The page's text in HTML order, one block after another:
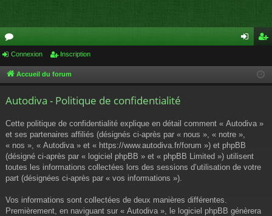
or
u cri
Connexion Inscription
Accueil du forum
Autodiva - Politique de confidentialité
Cette politique de confidentialité explique en détail comment « Autodiva »
et ses partenaires affiliés (désignés ci-après par « nous », « notre »,
« nos », « Autodiva » et « https://www.autodiva.fr/forum ») et phpBB
(désigné ci-après par « logiciel phpBB » et « phpBB Limited ») utilisent
toutes les informations collectées lors des sessions d’utilisation de votre
part (désignées ci-après par « vos informations »).
Vos informations sont collectées de deux manières différentes.
Premièrement, en naviguant sur « Autodiva », le logiciel phpBB génèrera